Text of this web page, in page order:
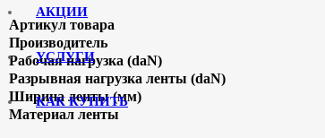
АКЦИИ
УСЛУГИ
КАК КУПИТЬ
Артикул товара
Производитель
Рабочая нагрузка (daN)
Разрывная нагрузка ленты (daN)
Ширина ленты (мм)
Материал ленты